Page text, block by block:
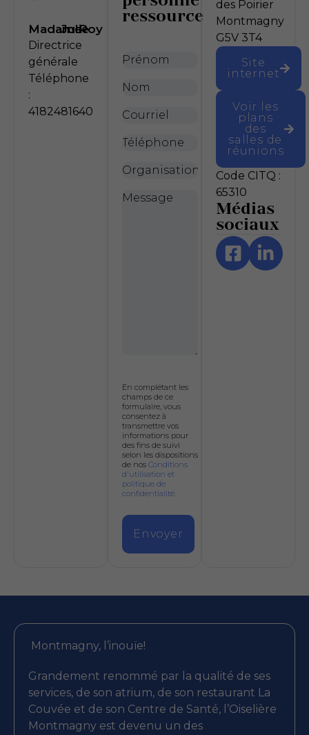
Madame
JulieRoy
Directrice
générale
Téléphone
:
4182481640
ressource
Prénom
Nom
Courriel
Téléphone
Organisation
Message
En complétant les
champs de ce
formulaire, vous
consentez à
transmettre vos
informations pour
des fins de suivi
selon les dispositions
de nos Conditions
d'utilisation et
politique de
confidentialité.
Envoyer
des Poirier
Montmagny
G5V 3T4
Site
internet
Voir les
plans
des
salles de
réunions
Code CITQ :
65310
Médias
sociaux
Montmagny, l’inouïe!
Grandement renommé par la qualité de ses
services, de son atrium, de son restaurant La
Couvée et de son Centre de Santé, l’Oiselière
Montmagny est devenu un des